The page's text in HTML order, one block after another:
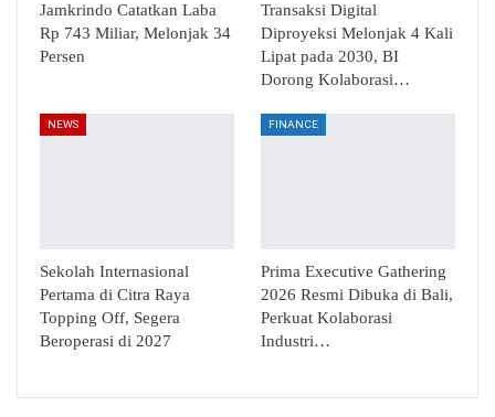
Jamkrindo Catatkan Laba
Rp 743 Miliar, Melonjak 34
Persen
Transaksi Digital
Diproyeksi Melonjak 4 Kali
Lipat pada 2030, BI
Dorong Kolaborasi…
NEWS
Sekolah Internasional
Pertama di Citra Raya
Topping Off, Segera
Beroperasi di 2027
FINANCE
Prima Executive Gathering
2026 Resmi Dibuka di Bali,
Perkuat Kolaborasi
Industri…